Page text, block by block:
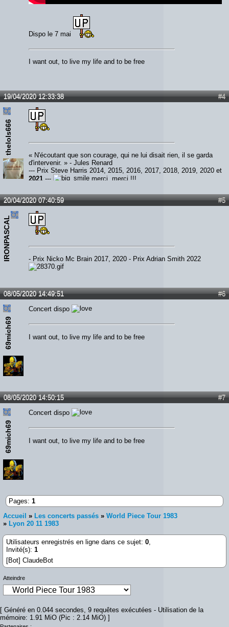
Dispo le 7 mai
I want out, to live my life and to be free
#4
19/04/2020 12:33:38
thelols666
« N'écoutant que son courage, qui ne lui disait rien, il se garda
d'intervenir. » - Jules Renard
--- Prix Steve Harris 2014, 2015, 2016, 2017, 2018, 2019, 2020 et
2021 --- merci, merci !!!
#5
20/04/2020 07:40:59
IRONPASCAL - Prix Nicko Mc Brain 2017, 2020 - Prix Adrian Smith 2022
#6
08/05/2020 14:49:51
69mich69
Concert dispo
I want out, to live my life and to be free
#7
08/05/2020 14:50:15
69mich69
Concert dispo
I want out, to live my life and to be free
Pages: 1
Accueil » Les concerts passés » World Piece Tour 1983
» Lyon 20 11 1983
Utilisateurs enregistrés en ligne dans ce sujet: 0
Invité(s): 1
[Bot] ClaudeBot
Atteindre
[ Généré en 0.044 secondes, 9 requêtes exécutées - Utilisation de la
mémoire: 1.91 MiO (Pic : 2.14 MiO) ]